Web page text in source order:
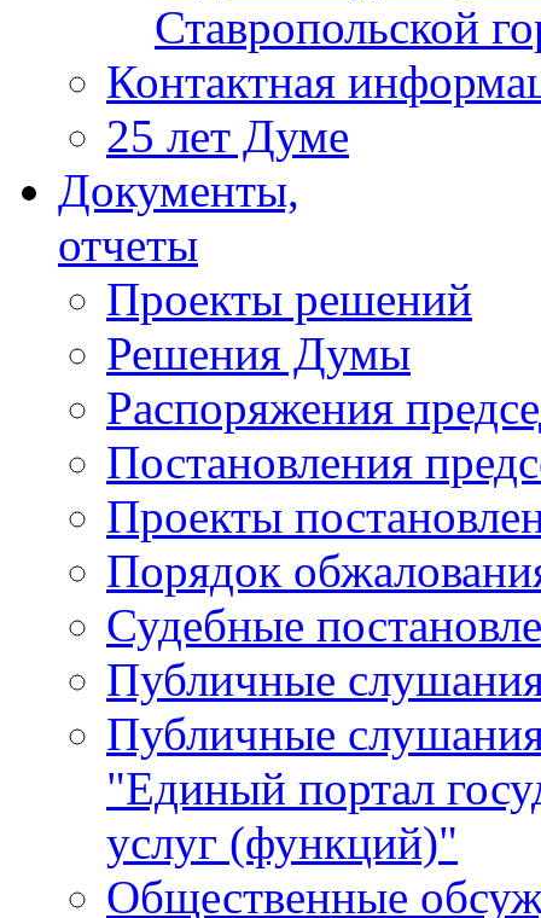
Ставропольской
Контактная
25 лет Думе
Документы,
отчеты
Проекты решений
Решения Думы
Распоряжения
Постановления
Проекты
Порядок
Судебные
Публичные
Публичные
"Единый портал
услуг (функций)"
Общественные